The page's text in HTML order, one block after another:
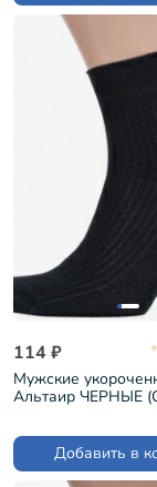
114 ₽
Мужские
Альтаир ЧЕРНЫЕ
Добавить в